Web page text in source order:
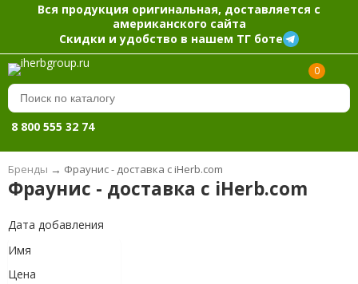
Вся продукция оригинальная, доставляется с
американского сайта
Скидки и удобство в нашем ТГ боте
0
8 800 555 32 74
Бренды → Фраунис - доставка с iHerb.com
Фраунис - доставка с iHerb.com
Дата добавления
Имя
Цена